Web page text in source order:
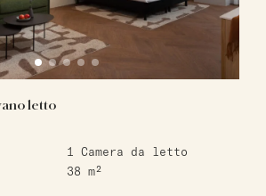
letto
1
Camera da letto
38 m²